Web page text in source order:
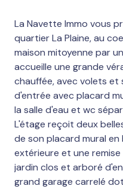
La Navette Immo vous
quartier La Plaine, au
maison mitoyenne par
accueille une grande
chauffée, avec volets et
d'entrée avec placard
la salle d'eau et wc
L'étage reçoit deux
de son placard mural en
extérieure et une
jardin clos et arboré
grand garage carrelé